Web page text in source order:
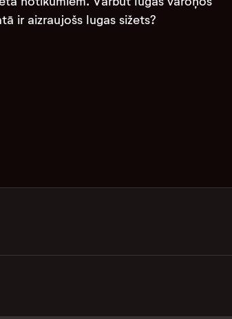
ir aizraujošs lugas sižets?